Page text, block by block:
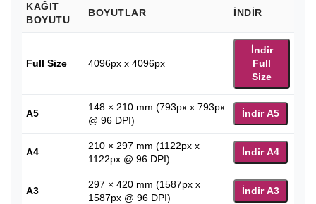
KAĞIT
BOYUTU
BOYUTLAR İNDIR
Full Size 4096px x 4096px
İndir
Full
Size
A5
148 × 210 mm (793px x 793px
@ 96 DPI)
İndir A5
A4
210 × 297 mm (1122px x
1122px @ 96 DPI)
İndir A4
A3
297 × 420 mm (1587px x
1587px @ 96 DPI)
İndir A3